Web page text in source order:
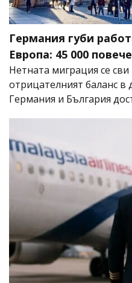
Германия губи
Европа: 45 000
Нетната миграция се
отрицателният баланс
Германия и България